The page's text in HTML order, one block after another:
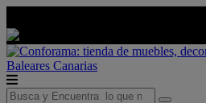
Baleares Canarias